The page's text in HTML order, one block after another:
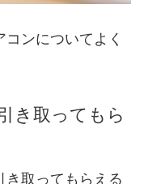
ンについてよく
き取ってもら
き取ってもらえる